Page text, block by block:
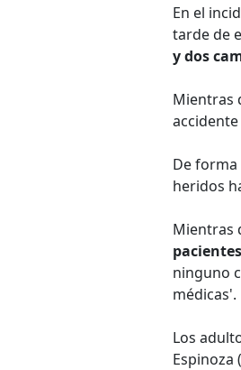
En el
tarde de
y dos
Mientras
accidente
De forma
heridos
Mientras
pacientes
ninguno
médicas'.
Los
Espinoza